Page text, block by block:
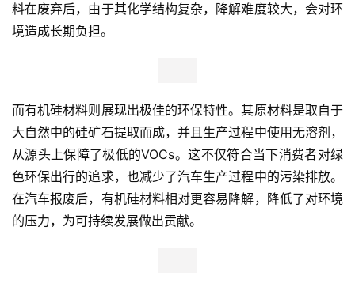
料在废弃后，由于其化学结构复杂，降解难度较大，会对环
境造成长期负担。
而有机硅材料则展现出极佳的环保特性。其原材料是取自于
大自然中的硅矿石提取而成，并且生产过程中使用无溶剂，
从源头上保障了极低的VOCs。这不仅符合当下消费者对绿
色环保出行的追求，也减少了汽车生产过程中的污染排放。
在汽车报废后，有机硅材料相对更容易降解，降低了对环境
的压力，为可持续发展做出贡献。